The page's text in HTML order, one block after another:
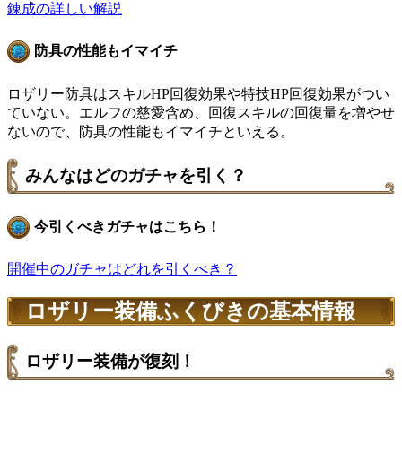
錬成の詳しい解説
防具の性能もイマイチ
ロザリー防具はスキルHP回復効果や特技HP回復効果がつい
ていない。エルフの慈愛含め、回復スキルの回復量を増やせ
ないので、防具の性能もイマイチといえる。
みんなはどのガチャを引く？
今引くべきガチャはこちら！
開催中のガチャはどれを引くべき？
ロザリー装備ふくびきの基本情報
ロザリー装備が復刻！